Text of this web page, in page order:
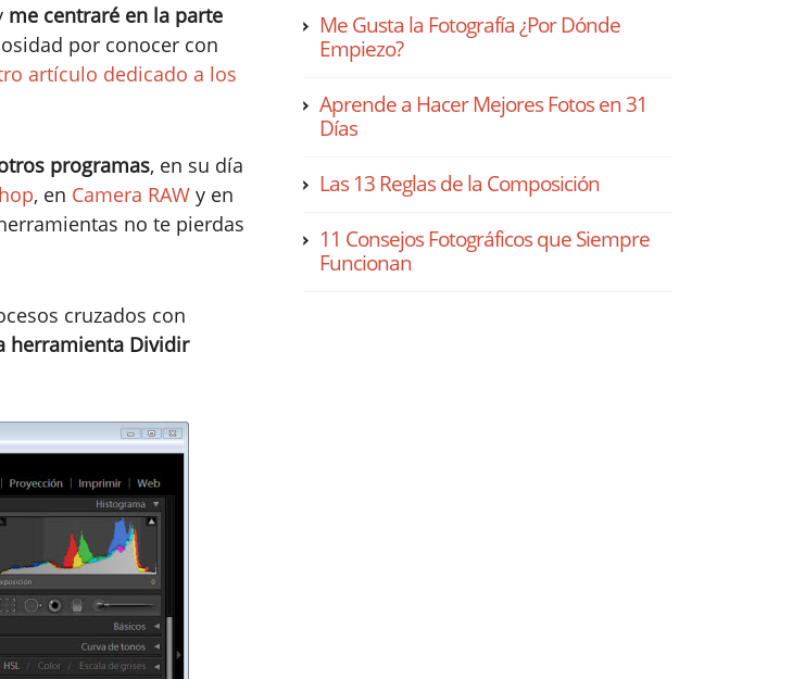
me centraré en la parte
por conocer con
artículo dedicado a los
programas, en su día
, en Camera RAW y en
no te pierdas
cruzados con
herramienta Dividir
Me Gusta la Fotografía ¿Por Dónde
Empiezo?
Aprende a Hacer Mejores Fotos en 31
Días
Las 13 Reglas de la Composición
11 Consejos Fotográficos que Siempre
Funcionan